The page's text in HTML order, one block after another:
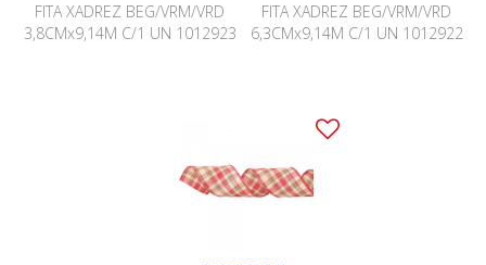
FITA XADREZ BEG/VRM/VRD
3,8CMx9,14M C/1 UN 1012923
FITA XADREZ BEG/VRM/VRD
6,3CMx9,14M C/1 UN 1012922